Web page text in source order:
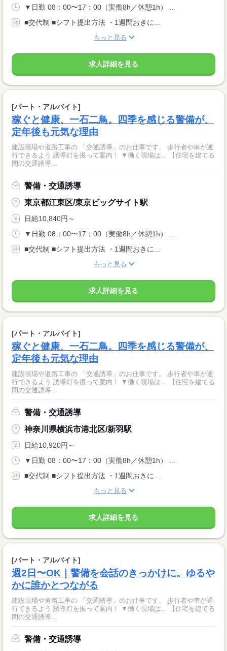
▼日勤 08：00〜17：00（実働8h／休憩1h） ...
■交代制 ■シフト提出方法 ・1週間おきに...
もっと見る
求人詳細を見る
[パート・アルバイト]
稼ぐと健康、一石二鳥。四季を感じる警備が、
定年後も元気な理由
建設現場や道路工事の 「交通誘導」のお仕事です。 歩行者や車が通
行できるよう 誘導灯を振って案内！ ▼働く現場は... 【住宅を建てる
間の交通誘導...
警備・交通誘導
東京都江東区/東京ビッグサイト駅
日給10,840円～
▼日勤 08：00〜17：00（実働8h／休憩1h） ...
■交代制 ■シフト提出方法 ・1週間おきに...
もっと見る
求人詳細を見る
[パート・アルバイト]
稼ぐと健康、一石二鳥。四季を感じる警備が、
定年後も元気な理由
建設現場や道路工事の 「交通誘導」のお仕事です。 歩行者や車が通
行できるよう 誘導灯を振って案内！ ▼働く現場は... 【住宅を建てる
間の交通誘導...
警備・交通誘導
神奈川県横浜市港北区/新羽駅
日給10,920円～
▼日勤 08：00〜17：00（実働8h／休憩1h） ...
■交代制 ■シフト提出方法 ・1週間おきに...
もっと見る
求人詳細を見る
[パート・アルバイト]
週2日〜OK｜警備を会話のきっかけに。ゆるや
かに誰かとつながる
建設現場や道路工事の 「交通誘導」のお仕事です。 歩行者や車が通
行できるよう 誘導灯を振って案内！ ▼働く現場は... 【住宅を建てる
間の交通誘導...
警備・交通誘導